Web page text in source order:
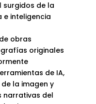
surgidos de la
inteligencia
obras
originales
de IA,
la imagen y
narrativas del